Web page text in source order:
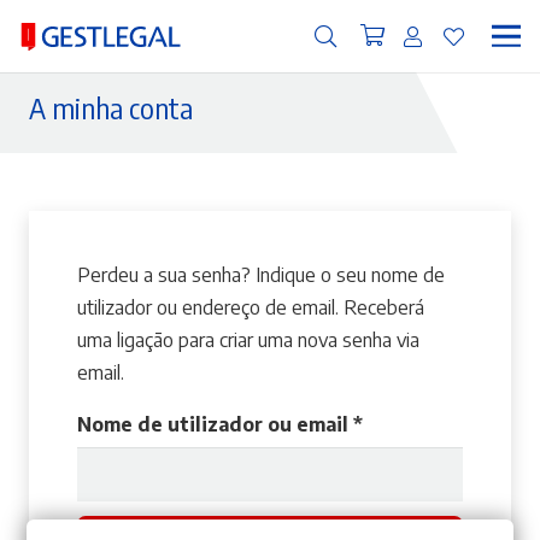
A minha conta
Perdeu a sua senha? Indique o seu nome de
utilizador ou endereço de email. Receberá
uma ligação para criar uma nova senha via
email.
Nome de utilizador ou email *Obrigatório